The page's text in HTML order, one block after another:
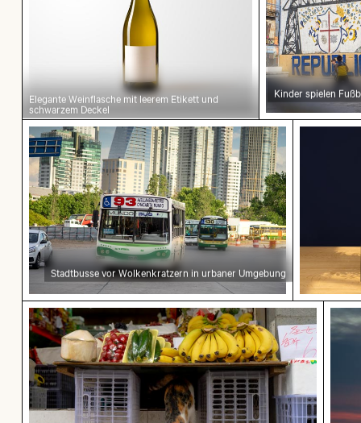
Elegante Weinflasche mit leerem Etikett und
schwarzem Deckel
Kinder spielen
Stadtbusse vor Wolkenkratzern in urbaner
Stadtbusse vor Wolkenkratzern in urbaner Umgebung
Bunter
Dreifarbige Katze streckt sich unter Obststand